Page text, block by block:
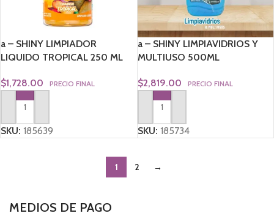
a – SHINY LIMPIADOR
LIQUIDO TROPICAL 250 ML
$1,728.00 PRECIO FINAL
AGREGAR AL CARRITO
SKU: 185639
a – SHINY LIMPIAVIDRIOS Y
MULTIUSO 500ML
$2,819.00 PRECIO FINAL
AGREGAR AL CARRITO
SKU: 185734
1 2 →
MEDIOS DE PAGO